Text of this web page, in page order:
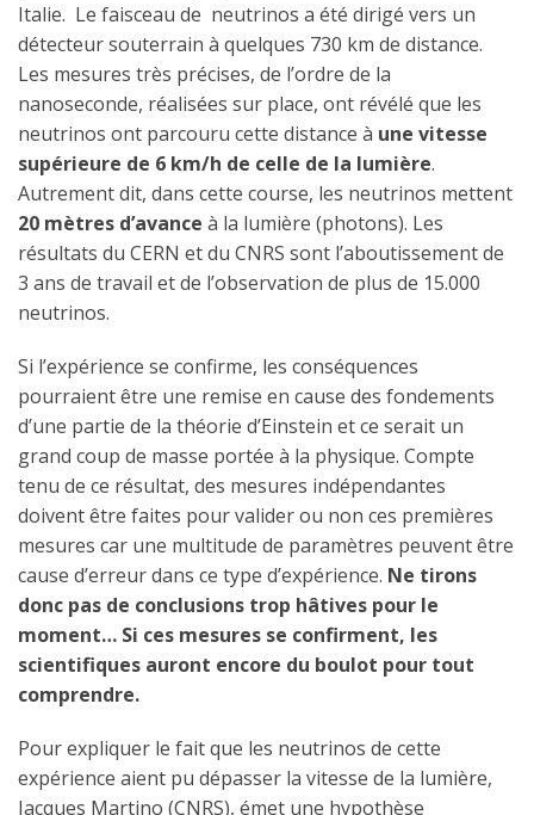
Italie. Le faisceau de neutrinos a été dirigé vers un
détecteur souterrain à quelques 730 km de distance.
Les mesures très précises, de l’ordre de la
nanoseconde, réalisées sur place, ont révélé que les
neutrinos ont parcouru cette distance à une vitesse
supérieure de 6 km/h de celle de la lumière.
Autrement dit, dans cette course, les neutrinos mettent
20 mètres d’avance à la lumière (photons). Les
résultats du CERN et du CNRS sont l’aboutissement de
3 ans de travail et de l’observation de plus de 15.000
neutrinos.
Si l’expérience se confirme, les conséquences
pourraient être une remise en cause des fondements
d’une partie de la théorie d’Einstein et ce serait un
grand coup de masse portée à la physique. Compte
tenu de ce résultat, des mesures indépendantes
doivent être faites pour valider ou non ces premières
mesures car une multitude de paramètres peuvent être
cause d’erreur dans ce type d’expérience. Ne tirons
donc pas de conclusions trop hâtives pour le
moment… Si ces mesures se confirment, les
scientifiques auront encore du boulot pour tout
comprendre.
Pour expliquer le fait que les neutrinos de cette
expérience aient pu dépasser la vitesse de la lumière,
Jacques Martino (CNRS), émet une hypothèse